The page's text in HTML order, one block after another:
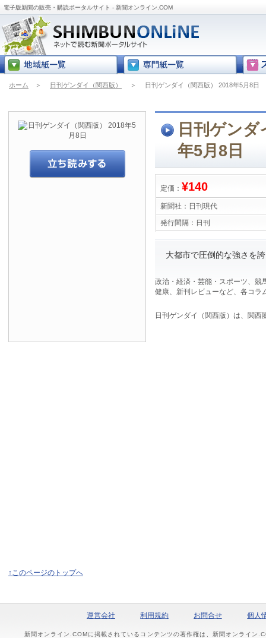
電子版新聞の販売・購読ポータルサイト - 新聞オンライン.COM
ホーム ＞ 日刊ゲンダイ（関西版） ＞ 日刊ゲンダイ（関西版） 2018年5月8日
日刊ゲン
年5月8日
定価： ¥140
新聞社： 日刊現代
発行間隔： 日刊
大都市で圧倒的な強さを
政治・経済・芸能・スポーツ、競
健康、新刊レビューなど、各コラ
日刊ゲンダイ（関西版）は、関
↑このページのトップへ
運営会社 利用規約 お問合せ 個人
新聞オンライン.COMに掲載されているコンテンツの著作権は、新聞オンライン